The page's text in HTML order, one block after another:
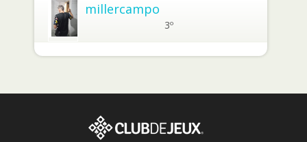
millercampo
3º